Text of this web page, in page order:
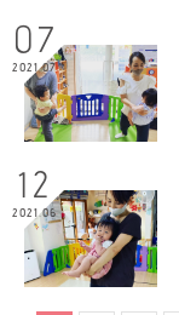
07
2021.07
12
2021.06